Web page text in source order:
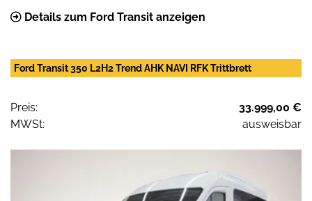
Details zum Ford Transit anzeigen
Ford Transit 350 L2H2 Trend AHK NAVI RFK Trittbrett
Preis:
33.999,00 €
MWSt:
ausweisbar